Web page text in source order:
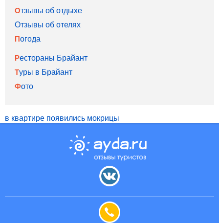
Отзывы об отдыхе
Отзывы об отелях
Погода
Рестораны Брайант
Туры в Брайант
Фото
в квартире появились мокрицы